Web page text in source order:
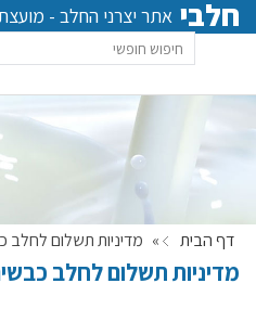
חלבי אתר יצרני החלב -
דף הבית » מדיניות תשלום לחלב
מדיניות תשלום לחלב כבשים